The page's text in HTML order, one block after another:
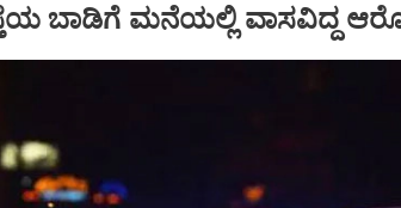
ಬಾಡಿಗೆ ಮನೆಯಲ್ಲಿ ವಾಸವಿದ್ದ